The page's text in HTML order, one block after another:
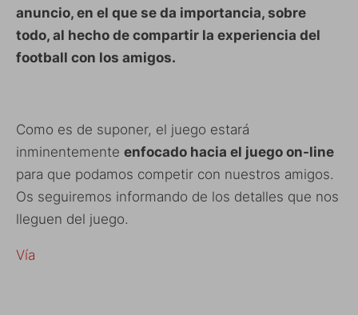
anuncio, en el que se da importancia, sobre
todo, al hecho de compartir la experiencia del
football con los amigos.
Como es de suponer, el juego estará
inminentemente enfocado hacia el juego on-line
para que podamos competir con nuestros amigos.
Os seguiremos informando de los detalles que nos
lleguen del juego.
Vía